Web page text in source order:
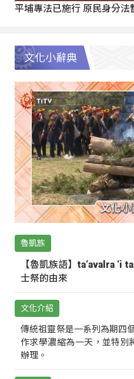
平埔專法已施行 原民身分法
文化小辭典
魯凱族
【魯凱族語】ta‘avalra ‘i
士祭的由來
文化介紹
傳統祖靈祭是一系列為期四
作求學濃縮為一天，並特別
辦理。